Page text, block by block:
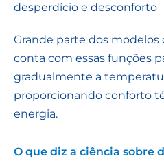
desperdício e desconforto
Grande parte dos
conta com essas funções
gradualmente a
proporcionando conforto
energia.
O que diz a ciência sobre